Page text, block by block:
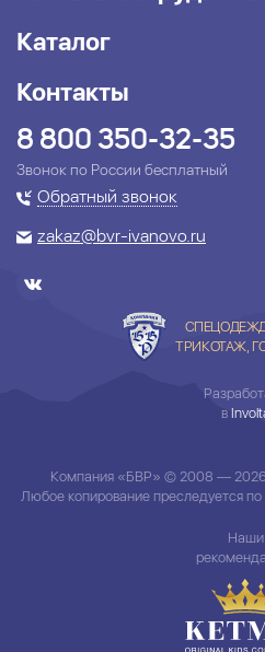
Каталог
Контакты
8 800 350-32-35
Звонок по России бесплатный
Обратный звонок
zakaz@bvr-ivanovo.ru
ТРИКОТАЖ,
в
Компания «БВР» © 2008 —
Любое копирование преследуется по
Наши